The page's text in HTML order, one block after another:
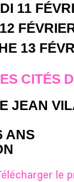
11
13
CITÉS
JEAN
ANS
le